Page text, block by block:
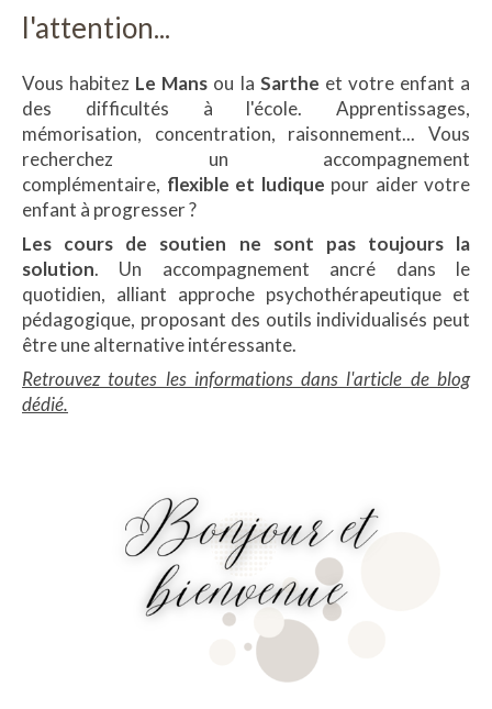
l'attention...
Vous habitez Le Mans ou la Sarthe et votre enfant a
des difficultés à l'école. Apprentissages,
mémorisation, concentration, raisonnement... Vous
recherchez un accompagnement
complémentaire, flexible et ludique pour aider votre
enfant à progresser ?
Les cours de soutien ne sont pas toujours la
solution. Un accompagnement ancré dans le
quotidien, alliant approche psychothérapeutique et
pédagogique, proposant des outils individualisés peut
être une alternative intéressante.
Retrouvez toutes les informations dans l'article de blog
dédié.